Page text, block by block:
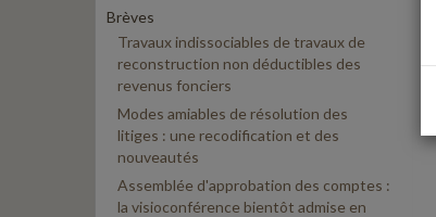
Brèves
Travaux indissociables de travaux de
reconstruction non déductibles des
revenus fonciers
Modes amiables de résolution des
litiges : une recodification et des
nouveautés
Assemblée d'approbation des comptes :
la visioconférence bientôt admise en